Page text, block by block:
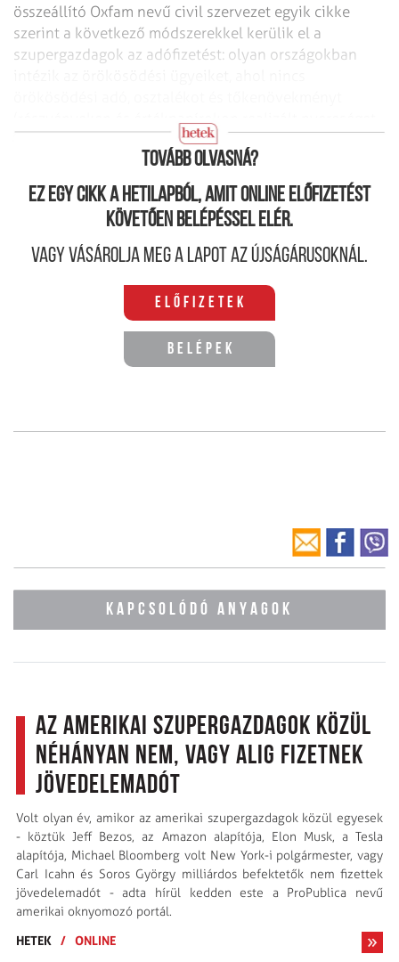
összeállító Oxfam nevű civil szervezet egyik cikke
szerint a következő módszerekkel kerülik el a
szupergazdagok az adófizetést: olyan országokban
Tovább olvasná?
Ez egy cikk a hetilapból, amit online előfizetést
követően belépéssel elér.
Vagy vásárolja meg a lapot az újságárusoknál.
Előfizetek
Belépek
KAPCSOLÓDÓ ANYAGOK
Az amerikai szupergazdagok közül
néhányan nem, vagy alig fizetnek
jövedelemadót
Volt olyan év, amikor az amerikai szupergazdagok közül egyesek
- köztük Jeff Bezos, az Amazon alapítója, Elon Musk, a Tesla
alapítója, Michael Bloomberg volt New York-i polgármester, vagy
Carl Icahn és Soros György milliárdos befektetők nem fizettek
jövedelemadót - adta hírül kedden este a ProPublica nevű
amerikai oknyomozó portál.
HETEK
/ ONLINE